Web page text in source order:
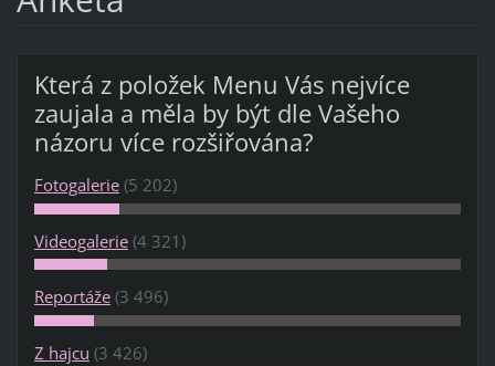
Která z položek Menu Vás nejvíce
zaujala a měla by být dle Vašeho
názoru více rozšiřována?
Fotogalerie (5 202)
Videogalerie (4 321)
Reportáže (3 496)
Z hajcu (3 426)